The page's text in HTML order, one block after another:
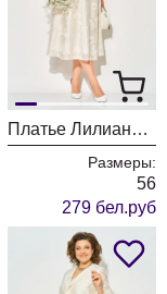
Платье Лилиана 1537 экрю
Размеры:
56
279 бел.руб